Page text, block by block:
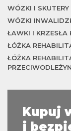
WÓZKI I
WÓZKI
ŁAWKI I KRZESŁA
ŁÓŻKA
ŁÓŻKA
Kupuj
i